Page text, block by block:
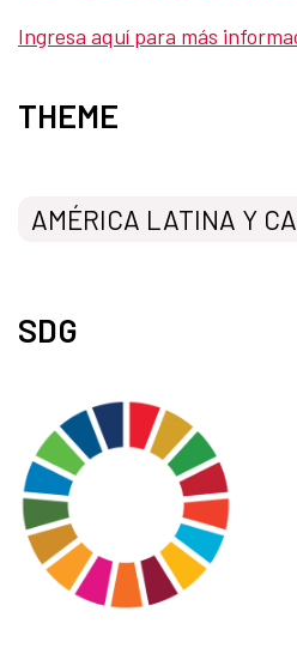
Ingresa aquí para más
THEME
AMÉRICA LATINA Y
SDG